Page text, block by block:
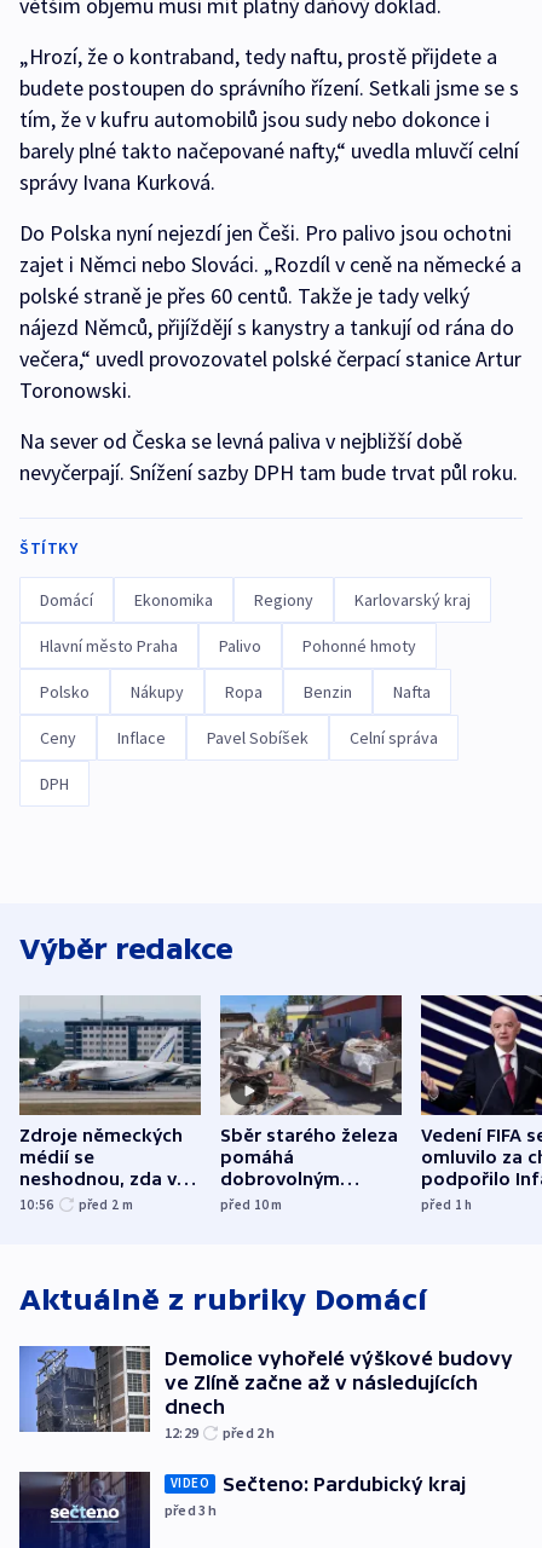
„Hrozí, že o kontraband, tedy naftu, prostě přijdete a
budete postoupen do správního řízení. Setkali jsme se s
tím, že v kufru automobilů jsou sudy nebo dokonce i
barely plné takto načepované nafty,“ uvedla mluvčí celní
správy Ivana Kurková.
Do Polska nyní nejezdí jen Češi. Pro palivo jsou ochotni
zajet i Němci nebo Slováci. „Rozdíl v ceně na německé a
polské straně je přes 60 centů. Takže je tady velký
nájezd Němců, přijíždějí s kanystry a tankují od rána do
večera,“ uvedl provozovatel polské čerpací stanice Artur
Toronowski.
Na sever od Česka se levná paliva v nejbližší době
nevyčerpají. Snížení sazby DPH tam bude trvat půl roku.
ŠTÍTKY
Domácí Ekonomika Regiony Karlovarský kraj
Hlavní město Praha Palivo Pohonné hmoty
Polsko Nákupy Ropa Benzin Nafta
Ceny Inflace Pavel Sobíšek Celní správa
DPH
Výběr redakce
Zdroje německých
médií se
neshodnou, zda v
letadle ohroženém
10:56 před 2 m
Sběr starého železa
pomáhá
dobrovolným
hasičům financovat
před 10m
Vedení FIFA
omluvilo za
podpořilo
UEFA trvá na
před 1h
Aktuálně z rubriky Domácí
Demolice vyhořelé výškové budovy
ve Zlíně začne až v následujících
dnech
12:29 před 2h
VIDEO Sečteno: Pardubický kraj
před 3h